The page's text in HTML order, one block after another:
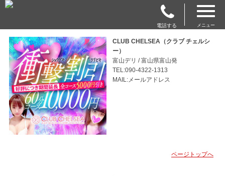
電話する メニュー
CLUB CHELSEA（クラブ チェルシ
ー）
富山デリ / 富山県富山発
TEL:090-4322-1313
MAIL:メールアドレス
ページトップへ